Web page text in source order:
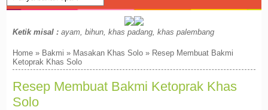
Ketik misal : ayam, bihun, khas padang, khas palembang
Home » Bakmi » Masakan Khas Solo » Resep Membuat Bakmi
Ketoprak Khas Solo
Resep Membuat Bakmi Ketoprak Khas
Solo